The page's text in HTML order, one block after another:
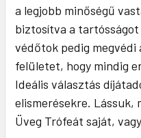
a legjobb minőségű
biztosítva a
védőtok pedig megvédi
felületet, hogy mindig
Ideális választás
elismerésekre. Lássuk,
Üveg Trófeát saját,